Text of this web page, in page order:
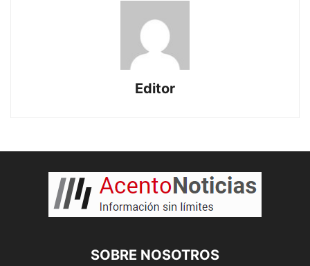
Editor
SOBRE NOSOTROS